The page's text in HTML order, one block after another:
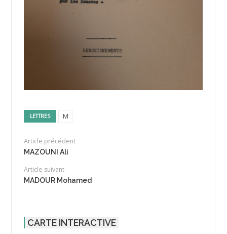
LETTRES M
Article précédent
MAZOUNI Ali
Article suivant
MADOUR Mohamed
CARTE INTERACTIVE